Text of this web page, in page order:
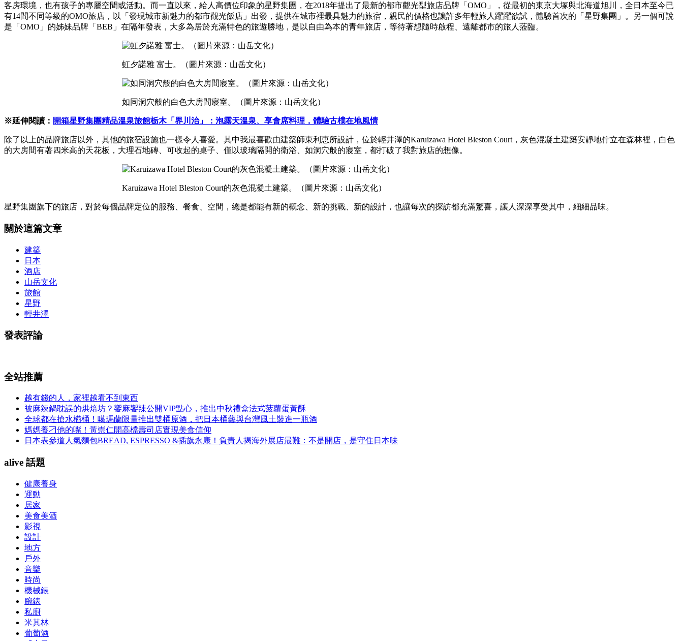
客房環境，也有孩子的專屬空間或活動。而一直以來，給人高價位印象的星野集團，在2018年提出了最新的都市觀光型旅店品牌「OMO」，從最初的東京大塚與北海道旭川，全日本至今已
有14間不同等級的OMO旅店，以「發現城市新魅力的都市觀光飯店」出發，提供在城市裡最具魅力的旅宿，親民的價格也讓許多年輕旅人躍躍欲試，體驗首次的「星野集團」。另一個可說
是「OMO」的姊妹品牌「BEB」在隔年發表，大多為居於充滿特色的旅遊勝地，是以自由為本的青年旅店，等待著想隨時啟程、遠離都市的旅人蒞臨。
虹夕諾雅 富士。（圖片來源：山岳文化）
如同洞穴般的白色大房間寢室。（圖片來源：山岳文化）
※延伸閱讀： 開箱星野集團精品溫泉旅館栃木「界川治」：泡露天溫泉、享會席料理，體驗古樸在地風情
除了以上的品牌旅店以外，其他的旅宿設施也一樣令人喜愛。其中我最喜歡由建築師東利恵所設計，位於輕井澤的Karuizawa Hotel Bleston Court，灰色混凝土建築安靜地佇立在森林裡，白色
的大房間有著四米高的天花板，大理石地磚、可收起的桌子、僅以玻璃隔開的衛浴、如洞穴般的寢室，都打破了我對旅店的想像。
Karuizawa Hotel Bleston Court的灰色混凝土建築。（圖片來源：山岳文化）
星野集團旗下的旅店，對於每個品牌定位的服務、餐食、空間，總是都能有新的概念、新的挑戰、新的設計，也讓每次的探訪都充滿驚喜，讓人深深享受其中，細細品味。
關於這篇文章
建築
日本
酒店
山岳文化
旅館
星野
輕井澤
發表評論
全站推薦
越有錢的人，家裡越看不到東西
被麻辣鍋耽誤的烘焙坊？饗麻饗辣公開VIP點心，推出中秋禮盒法式菠蘿蛋黃酥
全球都在搶水楢桶！噶瑪蘭限量推出雙桶原酒，把日本桶藝與台灣風土裝進一瓶酒
媽媽養刁他的嘴！黃崇仁開高檔壽司店實現美食信仰
日本表參道人氣麵包BREAD, ESPRESSO &插旗永康！負責人揭海外展店最難：不是開店，是守住日本味
alive 話題
健康養身
運動
居家
美食美酒
影視
設計
地方
戶外
音樂
時尚
機械錶
腕錶
私廚
米其林
葡萄酒